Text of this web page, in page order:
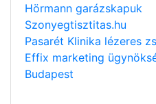
Hörmann garázskapuk
Szonyegtisztitas.hu
Pasarét Klinika lézeres
Effix marketing
Budapest